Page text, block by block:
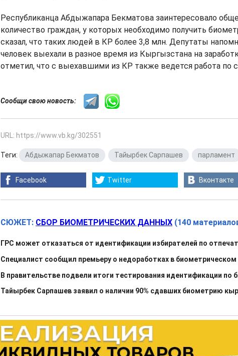
Республиканца Абдыжапара Бекматова заинтересовало
количество граждан, у которых необходимо получить
сказал, что таких людей в КР более 3,8 млн. Депутаты
человек выехали в разное время из Кыргызстана на
отметил, что с выехавшими из КР также ведется работа по
Сообщи свою новость:
URL: https://www.vb.kg/302551
Теги: Абдыжапар Бекматов Тайырбек Сарпашев парламент
Facebook Twitter Вконтакте
СЮЖЕТ: СБОР БИОМЕТРИЧЕСКИХ ДАННЫХ (140
ГРС может отказаться от идентификации избирателей по
Специалист сообщил премьеру о недоработках в биометрическом
В правительстве подвели итоги тестирования идентификации по
Тайырбек Сарпашев заявил о наличии 90% сдавших биометрию